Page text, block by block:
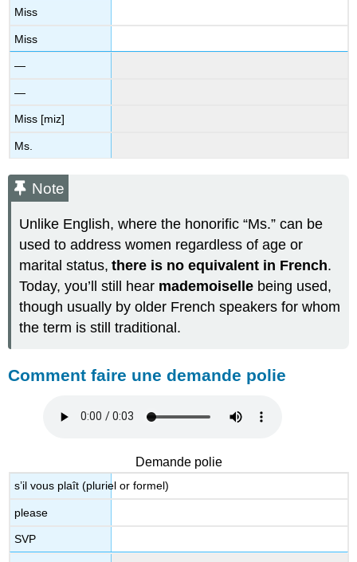
Miss
Miss
—
—
Miss [miz]
Ms.
Note
Unlike English, where the honorific “Ms.” can be
used to address women regardless of age or
marital status,there is no equivalent in French.
Today, you’ll still hear mademoiselle being used,
though usually by older French speakers for whom
the term is still traditional.
Comment faire une demande polie
Demande polie
s’il vous plaît (pluriel or formel)
please
SVP